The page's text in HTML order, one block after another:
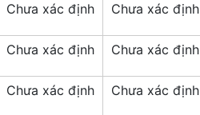
Chưa xác định Chưa xác định
Chưa xác định Chưa xác định
Chưa xác định Chưa xác định